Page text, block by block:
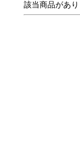
該当商品があり